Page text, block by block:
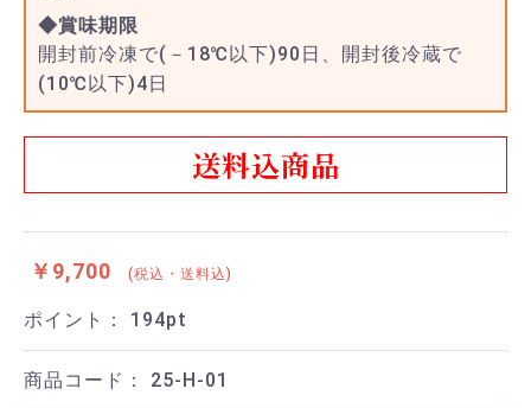
◆賞味期限
開封前冷凍で(－18℃以下)90日、開封後冷蔵で
(10℃以下)4日
送料込商品
￥9,700 (税込・送料込)
ポイント： 194pt
商品コード： 25-H-01